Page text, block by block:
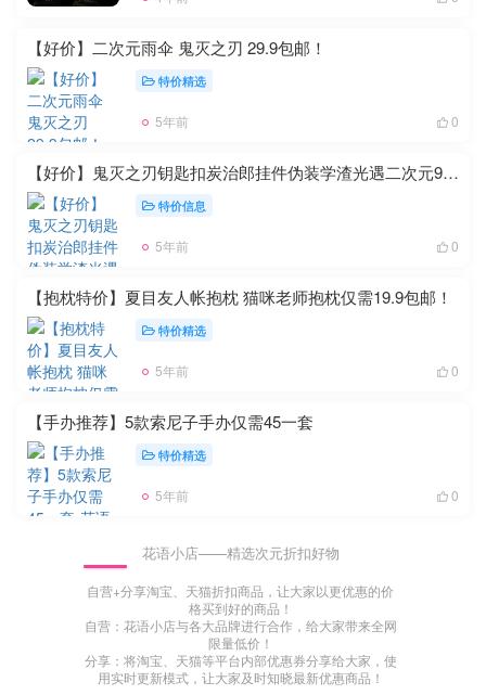
【好价】二次元雨伞 鬼灭之刃 29.9包邮！
特价精选
5年前 0
【好价】鬼灭之刃钥匙扣炭治郎挂件伪装学渣光遇二次元9.9两件！
特价信息
5年前 0
【抱枕特价】夏目友人帐抱枕 猫咪老师抱枕仅需19.9包邮！
特价精选
5年前 0
【手办推荐】5款索尼子手办仅需45一套
特价精选
5年前 0
花语小店——精选次元折扣好物
自营+分享淘宝、天猫折扣商品，让大家以更优惠的价
格买到好的商品！
自营：花语小店与各大品牌进行合作，给大家带来全网
限量低价！
分享：将淘宝、天猫等平台内部优惠券分享给大家，使
用实时更新模式，让大家及时知晓最新优惠商品！